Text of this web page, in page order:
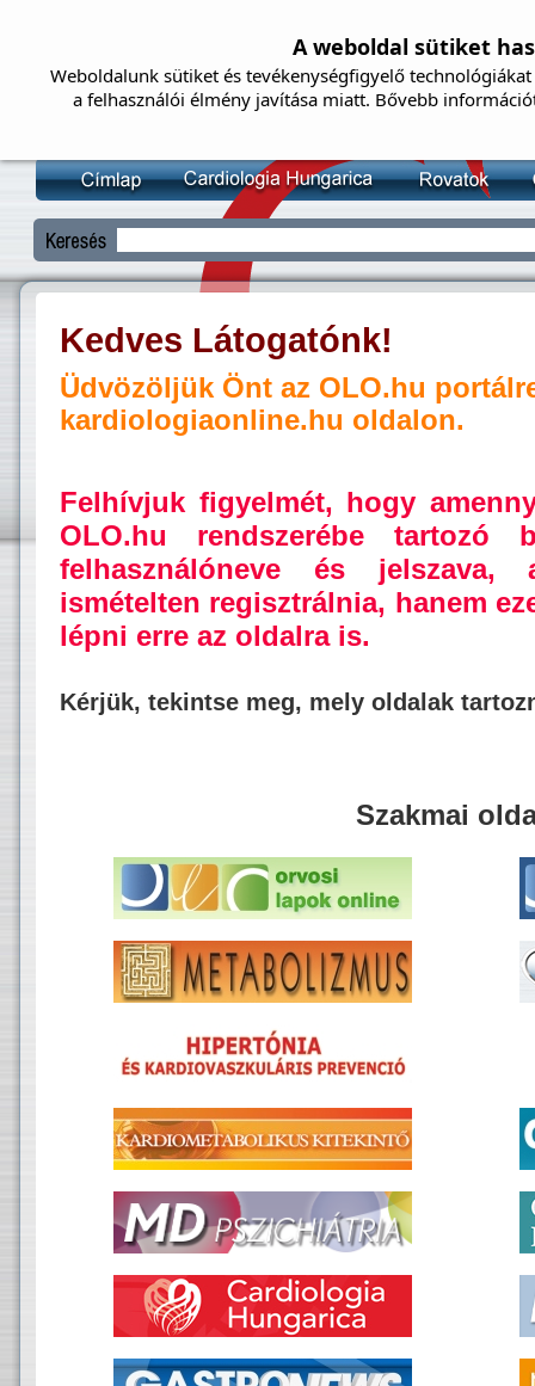
Kedves Látogatónk!
Üdvözöljük Önt az OLO.hu
kardiologiaonline.hu oldalon.
Felhívjuk figyelmét, hogy
OLO.hu rendszerébe tartozó
felhasználóneve és jelszava,
ismételten regisztrálnia, hanem
lépni erre az oldalra is.
Kérjük, tekintse meg, mely oldalak
Szakmai
A weboldal sütiket
Weboldalunk sütiket és tevékenységfigyelő
a felhasználói élmény javítása miatt. Bővebb